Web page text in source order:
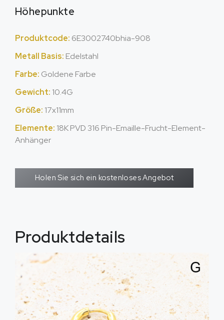
Höhepunkte
Produktcode: 6E3002740bhia-908
Metall Basis: Edelstahl
Farbe: Goldene Farbe
Gewicht: 10.4G
Größe: 17x11mm
Elemente: 18K PVD 316 Pin-Emaille-Frucht-Element-
Anhänger
Holen Sie sich ein kostenloses Angebot
Produktdetails